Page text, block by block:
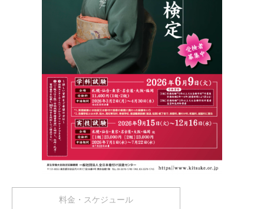
料金・スケジュール